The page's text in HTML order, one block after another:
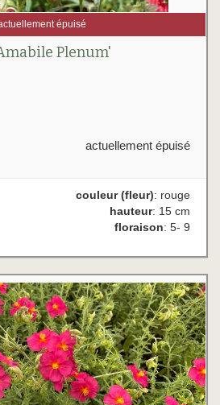
épuisé
Plenum'
actuellement épuisé
couleur (fleur): rouge
hauteur: 15 cm
floraison: 5- 9